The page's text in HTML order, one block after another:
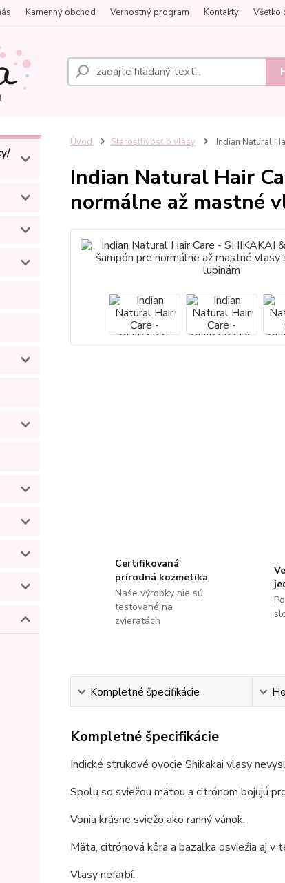
Kamenný obchod Vernostný program Kontakty Všetko
Úvod Starostlivosť o vlasy Indian Natural
Indian Natural Hair
normálne až mastné
Certifikovaná
prírodná kozmetika
Naše výrobky nie sú
testované na
zvieratách
Kompletné špecifikácie
Kompletné špecifikácie
Indické strukové ovocie Shikakai vlasy
Spolu so sviežou mätou a citrónom bojujú
Vonia krásne sviežo ako ranný vánok.
Mäta, citrónová kôra a bazalka osviežia aj v
Vlasy nefarbí.